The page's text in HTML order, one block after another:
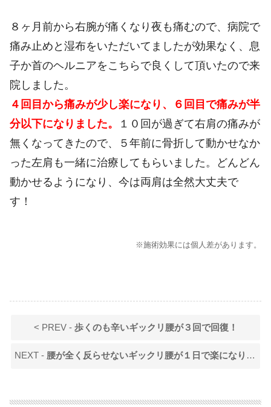
８ヶ月前から右腕が痛くなり夜も痛むので、病院で
痛み止めと湿布をいただいてましたが効果なく、息
子か首のヘルニアをこちらで良くして頂いたので来
院しました。
４回目から痛みが少し楽になり、６回目で痛みが半
分以下になりました。
１０回が過ぎて右肩の痛みが
無くなってきたので、５年前に骨折して動かせなか
った左肩も一緒に治療してもらいました。どんどん
動かせるようになり、今は両肩は全然大丈夫で
す！
※施術効果には個人差があります。
< PREV - 歩くのも辛いギックリ腰が３回で回復！
NEXT - 腰が全く反らせないギックリ腰が１日で楽になりました！